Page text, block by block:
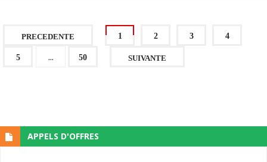
PRECEDENTE 1 2 3 4
5 ... 50 SUIVANTE
APPELS D'OFFRES